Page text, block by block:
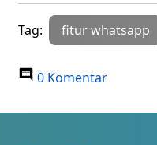
Tag: fitur whatsapp
0 Komentar